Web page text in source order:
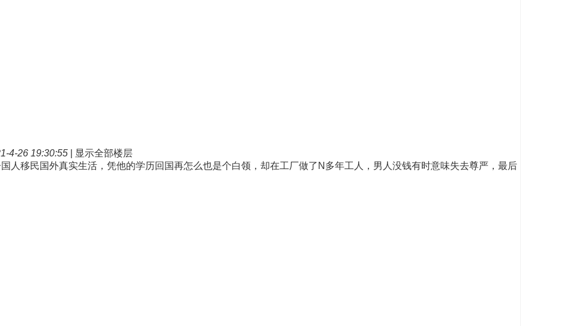
4-26 19:30:55
显示全部楼层
人移民国外真实生活，凭他的学历回国再怎么也是个白领，却在工厂做了N多年工人，男人没钱有时意味失去尊严，最后